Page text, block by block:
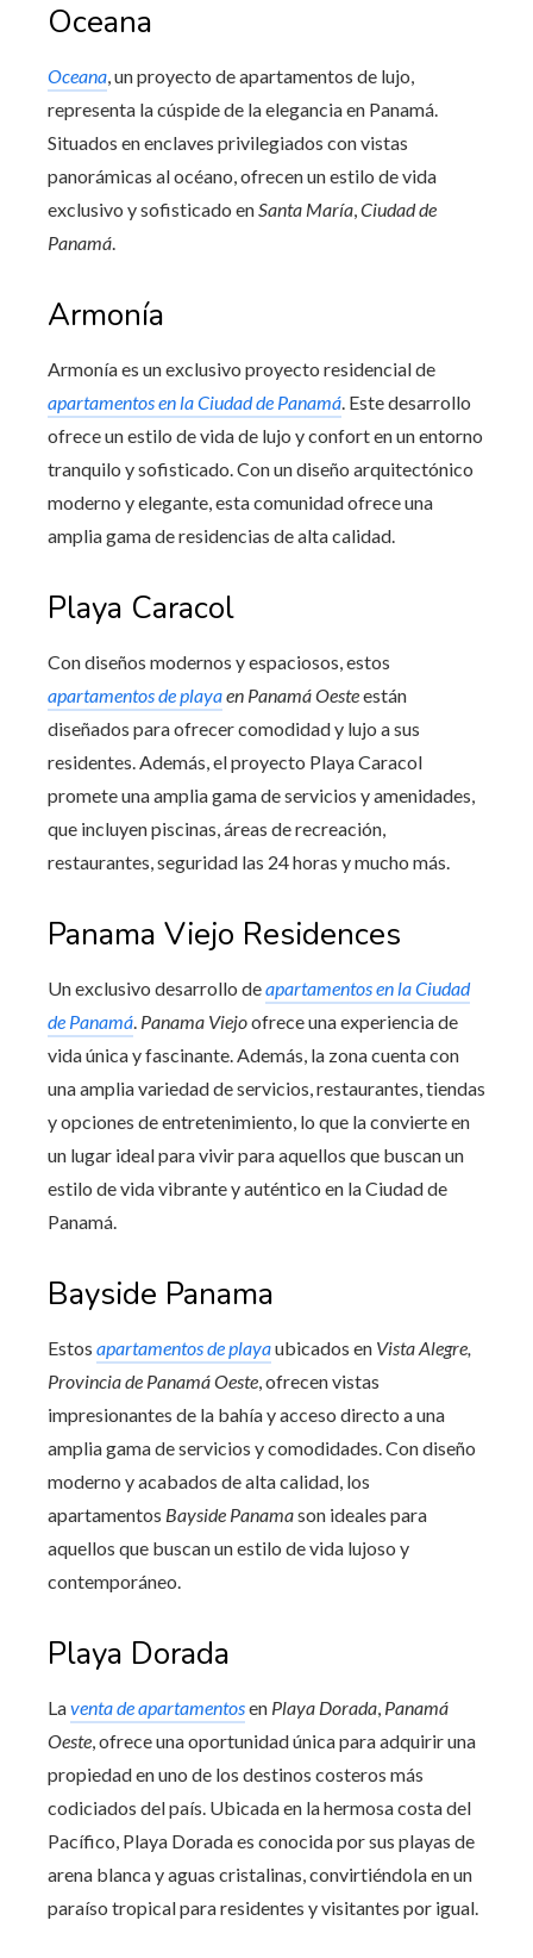
Oceana
Oceana, un proyecto de apartamentos de lujo,
representa la cúspide de la elegancia en Panamá.
Situados en enclaves privilegiados con vistas
panorámicas al océano, ofrecen un estilo de vida
exclusivo y sofisticado enSanta María,Ciudad de
Panamá.
Armonía
Armonía es un exclusivo proyecto residencial de
apartamentos en la Ciudad de Panamá. Este desarrollo
ofrece un estilo de vida de lujo y confort en un entorno
tranquilo y sofisticado. Con un diseño arquitectónico
moderno y elegante, esta comunidad ofrece una
amplia gama de residencias de alta calidad.
Playa Caracol
Con diseños modernos y espaciosos, estos
apartamentos de playaen Panamá Oesteestán
diseñados para ofrecer comodidad y lujo a sus
residentes. Además, el proyecto Playa Caracol
promete una amplia gama de servicios y amenidades,
que incluyen piscinas, áreas de recreación,
restaurantes, seguridad las 24 horas y mucho más.
Panama Viejo Residences
Un exclusivo desarrollo deapartamentos en la Ciudad
de Panamá. Panama Viejoofrece una experiencia de
vida única y fascinante. Además, la zona cuenta con
una amplia variedad de servicios, restaurantes, tiendas
y opciones de entretenimiento, lo que la convierte en
un lugar ideal para vivir para aquellos que buscan un
estilo de vida vibrante y auténtico en la Ciudad de
Panamá.
Bayside Panama
Estos apartamentos de playaubicados en Vista Alegre,
Provincia de Panamá Oeste, ofrecen vistas
impresionantes de la bahía y acceso directo a una
amplia gama de servicios y comodidades. Con diseño
moderno y acabados de alta calidad, los
apartamentos Bayside Panamason ideales para
aquellos que buscan un estilo de vida lujoso y
contemporáneo.
Playa Dorada
Laventa de apartamentosen Playa Dorada, Panamá
Oeste, ofrece una oportunidad única para adquirir una
propiedad en uno de los destinos costeros más
codiciados del país. Ubicada en la hermosa costa del
Pacífico, Playa Dorada es conocida por sus playas de
arena blanca y aguas cristalinas, convirtiéndola en un
paraíso tropical para residentes y visitantes por igual.